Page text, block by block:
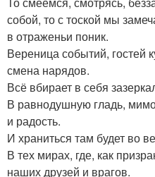
собой, то с тоской мы
в отраженьи поник.
Вереница событий, гостей
смена нарядов.
Всё вбирает в себя
В равнодушную гладь,
и радость.
И храниться там будет во
В тех мирах, где, как
наших друзей и врагов.